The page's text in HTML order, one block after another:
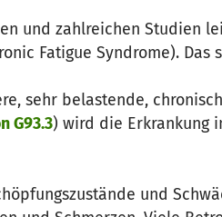
und zahlreichen Studien
Fatigue Syndrome).
sehr belastende,
G93.3) wird die Erkrankung
und